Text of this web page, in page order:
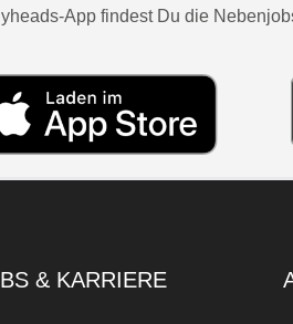
App findest Du die
& KARRIERE